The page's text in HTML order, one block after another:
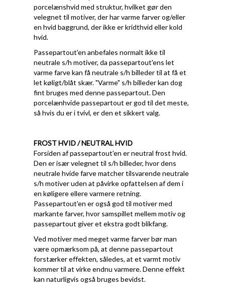
porcelænshvid med struktur, hvilket gør den
velegnet til motiver, der har varme farver og/eller
en hvid baggrund, der ikke er kridthvid eller kold
hvid.
Passepartout'en anbefales normalt ikke til
neutrale s/h motiver, da passepartout'ens let
varme farve kan få neutrale s/h billeder til at få et
let køligt/blåt skær. "Varme" s/h billeder kan dog
fint bruges med denne passepartout. Den
porcelænhvide passepartout er god til det meste,
så hvis du er i tvivl, er den et sikkert valg.
FROST HVID / NEUTRAL HVID
Forsiden af passepartout'en er neutral frost hvid.
Den er især velegnet til s/h billeder, hvor dens
neutrale hvide farve matcher tilsvarende neutrale
s/h motiver uden at påvirke opfattelsen af dem i
en køligere ellere varmere retning.
Passepartout'en er også god til motiver med
markante farver, hvor samspillet mellem motiv og
passepartout giver et ekstra godt blikfang.
Ved motiver med meget varme farver bør man
være opmærksom på, at denne passepartout
forstærker effekten, således, at et varmt motiv
kommer til at virke endnu varmere. Denne effekt
kan naturligvis også bruges bevidst.